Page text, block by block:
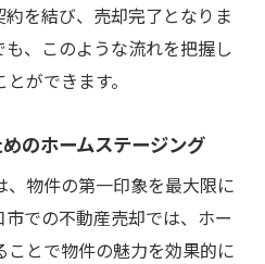
を結び、売却完了となりま
、このような流れを把握し
ができます。
のホームステージング
物件の第一印象を最大限に
での不動産売却では、ホー
とで物件の魅力を効果的に